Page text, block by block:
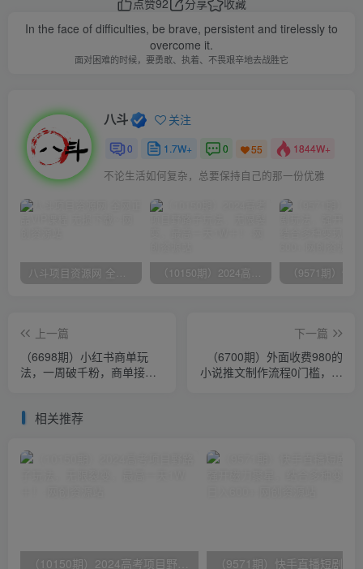
点赞92 分享
收藏
In the face of difficulties, be brave, persistent and tirelessly to
overcome it.
面对困难的时候，要勇敢、执着、不畏艰辛地去战胜它
八斗 关注
0 1.7W+ 0 55 1844W+
不论生活如何复杂，总要保持自己的那一份优雅
八斗项目资源网 全网正品VIP课程 无损下载~ （10150期）2024高考项目野路子玩法，无限裂变，最高一天1W＋！
上一篇
（6698期）小红书商单玩
法，一周破千粉，商单接到
下一篇
（6700期）外面收费980的
小说推文制作流程0门槛，小
相关推荐
（10150期）2024高考项目野路子玩法，无限裂变，最高一天1W＋！